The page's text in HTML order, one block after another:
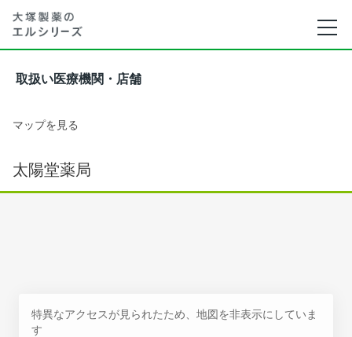
取扱い医療機関・店舗
マップを見る
太陽堂薬局
特異なアクセスが見られたため、地図を非表示にしていま
す